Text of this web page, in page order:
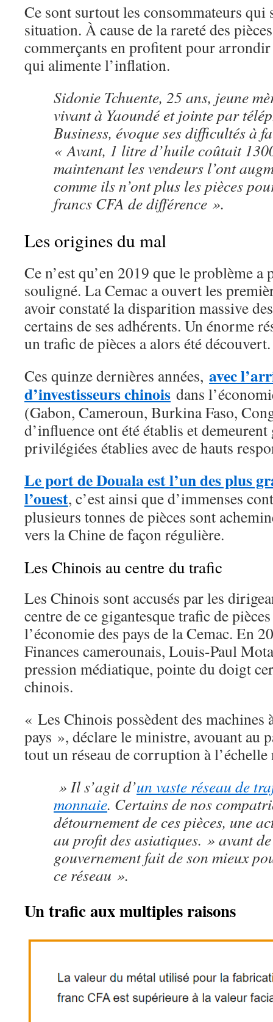
Ce sont surtout les consommateurs qui
situation. À cause de la rareté des
commerçants en profitent pour
qui alimente l’inflation.
Sidonie Tchuente, 25 ans, jeune
vivant à Yaoundé et jointe par
Business, évoque ses difficultés à
« Avant, 1 litre d’huile coûtait
maintenant les vendeurs l’ont
comme ils n’ont plus les pièces
francs CFA de différence ».
Les origines du mal
Ce n’est qu’en 2019 que le problème a
souligné. La Cemac a ouvert les
avoir constaté la disparition massive
certains de ses adhérents. Un énorme
un trafic de pièces a alors été découvert.
Ces quinze dernières années, avec
d’investisseurs chinois dans
(Gabon, Cameroun, Burkina Faso,
d’influence ont été établis et
privilégiées établies avec de hauts
Le port de Douala est l’un des plus
l’ouest, c’est ainsi que d’immenses
plusieurs tonnes de pièces sont
vers la Chine de façon régulière.
Les Chinois au centre du trafic
Les Chinois sont accusés par les
centre de ce gigantesque trafic de
l’économie des pays de la Cemac. En
Finances camerounais, Louis-Paul
pression médiatique, pointe du doigt
chinois.
« Les Chinois possèdent des machines
pays », déclare le ministre, avouant au
tout un réseau de corruption à l’échelle
» Il s’agit d’un vaste réseau de
monnaie. Certains de nos
détournement de ces pièces, une
au profit des asiatiques. » avant
gouvernement fait de son mieux
ce réseau ».
Un trafic aux multiples raisons